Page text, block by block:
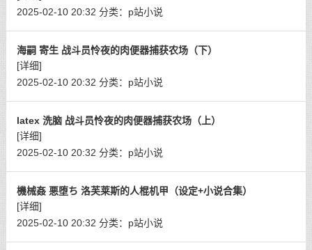
2025-02-10 20:32 分类： p站小说
海嗣 寄生 战斗员怜夜的肉便器捕获农场（下）
[详细]
2025-02-10 20:32 分类： p站小说
latex 洗脑 战斗员怜夜的肉便器捕获农场（上）
[详细]
2025-02-10 20:32 分类： p站小说
機械姦 悪堕ち 洛芙莱斯的人棍机甲（设定+小说合集）
[详细]
2025-02-10 20:32 分类： p站小说